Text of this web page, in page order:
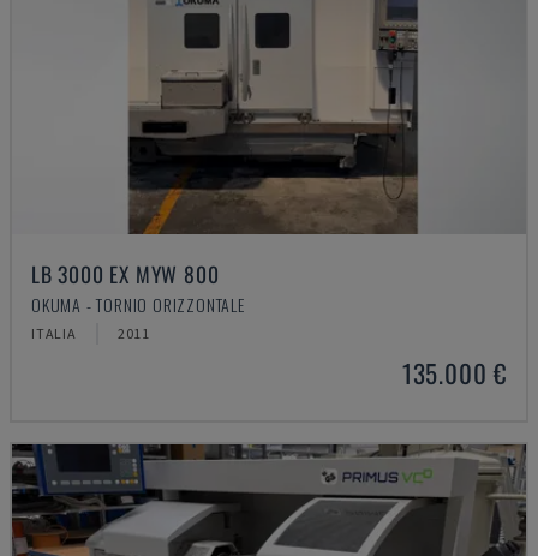
LB 3000 EX MYW 800
OKUMA - TORNIO ORIZZONTALE
ITALIA 2011
135.000 €